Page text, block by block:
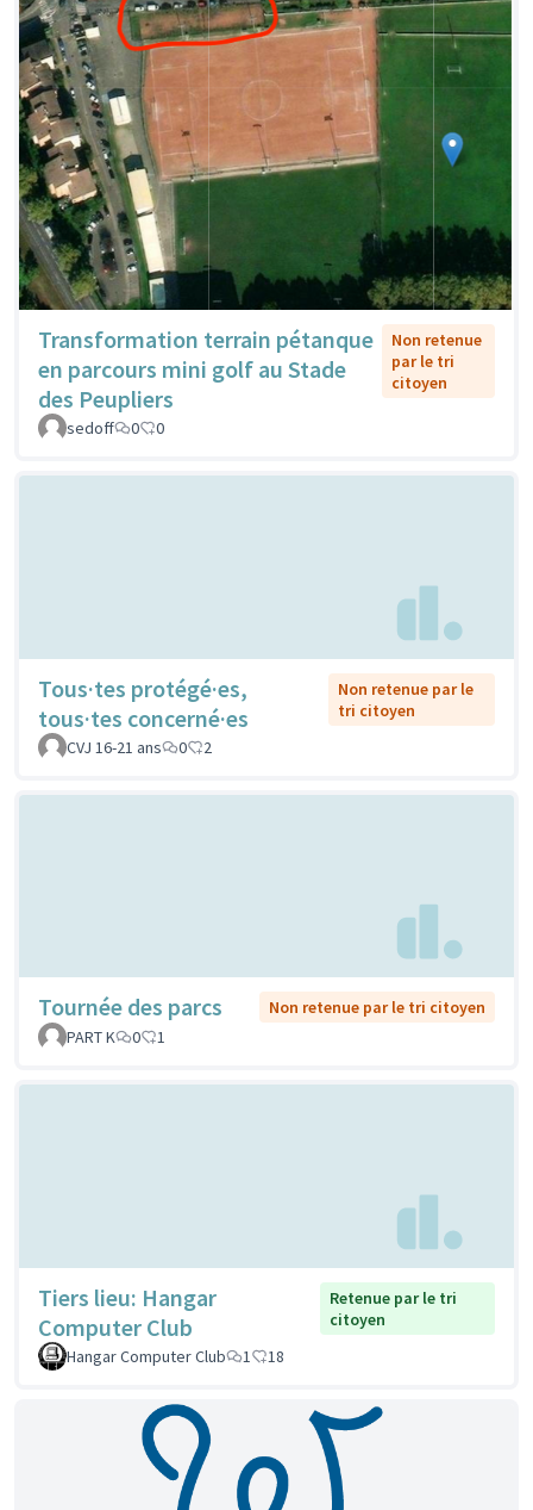
Transformation terrain pétanque
en parcours mini golf au Stade
des Peupliers
Non retenue
par le tri
citoyen
sedoff 0 0
Tous·tes protégé·es,
tous·tes concerné·es
Non retenue par le
tri citoyen
CVJ 16-21 ans
0 2
Tournée des parcs
Non retenue par le tri citoyen
PART K
0 1
Tiers lieu: Hangar
Computer Club
Retenue par le tri
citoyen
Hangar Computer Club
1 18